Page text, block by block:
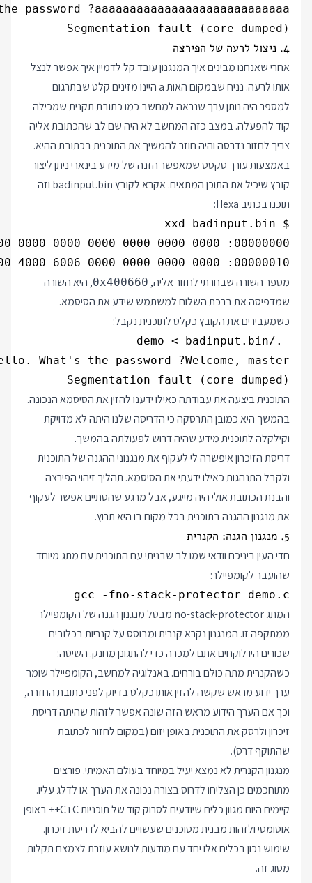
Segmentation fault (core dumped)
4. ניצול לרעה של הפירצה
אחרי שאנחנו מבינים איך המנגנון עובד קל לדמיין איך אפשר לנצל
אותו לרעה. נניח שבמקום האות a היינו מזינים קלט שבתרגום
למספר היה נותן ערך שנראה למחשב כמו כתובת תקנית שמכילה
קוד להפעלה. במצב כזה המחשב לא היה שם לב שהכתובת אליה
צריך לחזור נדרסה והיה חוזר להמשיך את התוכנית בכתובת ההיא.
באמצעות עורך טקסט שמאפשר הזנה של מידע בינארי ניתן ליצור
קובץ שיכיל את התוכן המתאים. אקרא לקובץ badinput.bin וזה
תוכנו בכתיב Hexa:
00000010: 0000 0000 0000 0000 6006 4000 0000 0000  ........`.@.....
מספר השורה שבחרתי לחזור אליה, 0x400660, היא השורה
שמדפיסה את ברכת השלום למשתמש שידע את הסיסמא.
כשמעבירים את הקובץ כקלט לתוכנית נקבל:
Segmentation fault (core dumped)
התוכנית ביצעה את עבודתה כאילו ידענו להזין את הסיסמא הנכונה.
בהמשך היא כמובן התרסקה כי הדריסה שלנו היתה לא מדויקת
וקילקלה לתוכנית מידע שהיה דרוש לפעולתה בהמשך.
דריסת הזיכרון איפשרה לי לעקוף את מנגנוני ההגנה של התוכנית
ולקבל התנהגות כאילו ידעתי את הסיסמא. תהליך זיהוי הפירצה
והבנת הכתובת אולי היה מייגע, אבל מרגע שהסתיים אפשר לעקוף
את מנגנון ההגנה בתוכנית בכל מקום בו היא תרוץ.
5. מנגנון הגנה: הקנרית
חדי העין ביניכם וודאי שמו לב שבניתי עם התוכנית עם מתג מיוחד
שהועבר לקומפיילר:
gcc -fno-stack-protector demo.c
המתג no-stack-protector מבטל מנגנון הגנה של הקומפיילר
ממתקפה זו. המנגנון נקרא קנרית ומבוסס על קנריות בכלובים
שכורים היו לוקחים אתם למכרה כדי להתגונן מחנק. השיטה:
כשהקנרית מתה כולם בורחים. באנלוגיה למחשב, הקומפיילר שומר
ערך ידוע מראש שקשה להזין אותו כקלט בדיוק לפני כתובת החזרה,
וכך אם הערך הידוע מראש הזה שונה אפשר לזהות שהיתה דריסת
זיכרון ולרסק את התוכנית באופן יזום (במקום לחזור לכתובת
שהתוקף דרס).
מנגנון הקנרית לא נמצא יעיל במיוחד בעולם האמיתי. פורצים
מתוחכמים כן הצליחו לדרוס בצורה נכונה את הערך או לדלג עליו.
קיימים היום מגוון כלים שיודעים לסרוק קוד של תוכניות C ו C++ באופן
אוטומטי ולזהות מבנית מסוכנים שעשויים להביא לדריסת זיכרון.
שימוש נכון בכלים אלו יחד עם מודעות לנושא עוזרת לצמצם תקלות
מסוג זה.